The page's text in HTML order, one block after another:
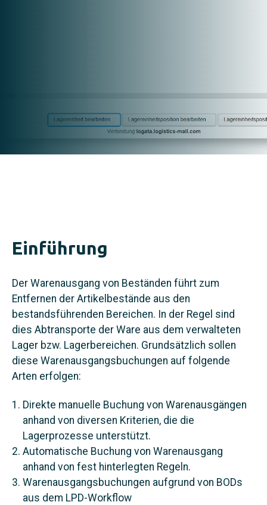
Einführung
Der Warenausgang von Beständen führt zum
Entfernen der Artikelbestände aus den
bestandsführenden Bereichen. In der Regel sind
dies Abtransporte der Ware aus dem verwalteten
Lager bzw. Lagerbereichen. Grundsätzlich sollen
diese Warenausgangsbuchungen auf folgende
Arten erfolgen:
Direkte manuelle Buchung von Warenausgängen
anhand von diversen Kriterien, die die
Lagerprozesse unterstützt.
Automatische Buchung von Warenausgang
anhand von fest hinterlegten Regeln.
Warenausgangsbuchungen aufgrund von BODs
aus dem LPD-Workflow